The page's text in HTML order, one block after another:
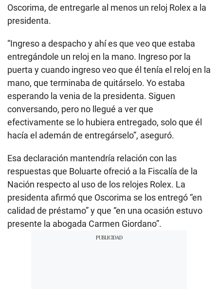
Oscorima, de entregarle al menos un reloj Rolex a la
presidenta.
“Ingreso a despacho y ahí es que veo que estaba
entregándole un reloj en la mano. Ingreso por la
puerta y cuando ingreso veo que él tenía el reloj en la
mano, que terminaba de quitárselo. Yo estaba
esperando la venia de la presidenta. Siguen
conversando, pero no llegué a ver que
efectivamente se lo hubiera entregado, solo que él
hacía el ademán de entregárselo”, aseguró.
Esa declaración mantendría relación con las
respuestas que Boluarte ofreció a la Fiscalía de la
Nación respecto al uso de los relojes Rolex. La
presidenta afirmó que Oscorima se los entregó “en
calidad de préstamo” y que “en una ocasión estuvo
presente la abogada Carmen Giordano”.